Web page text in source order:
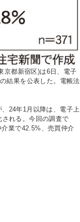
京都新宿区)は6日、電子
結果を公表した。電帳法
24年1月以降は、電子上
れる。今回の調査で
業で42.5%、売買仲介